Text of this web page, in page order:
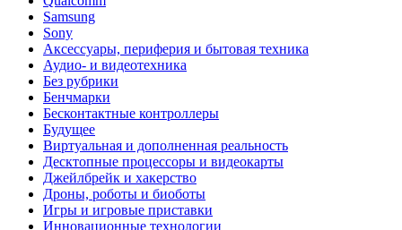
Samsung
Sony
Аксессуары, периферия и бытовая техника
Аудио- и видеотехника
Без рубрики
Бенчмарки
Бесконтактные контроллеры
Будущее
Виртуальная и дополненная реальность
Десктопные процессоры и видеокарты
Джейлбрейк и хакерство
Дроны, роботы и биоботы
Игры и игровые приставки
Инновационные технологии